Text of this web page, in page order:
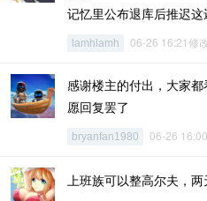
记忆里公布退库后推迟这
lamhlamh 06-26 16:21修
感谢楼主的付出，大家
愿回复罢了
bryanfan1980 06-26
上班族可以整高尔夫，